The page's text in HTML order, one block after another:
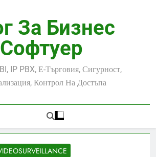
За Бизнес
Софтуер
IP PBX, Е-Търговия, Сигурност,
Контрол На Достъпа